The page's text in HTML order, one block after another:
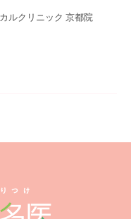
ルクリニック 京都院